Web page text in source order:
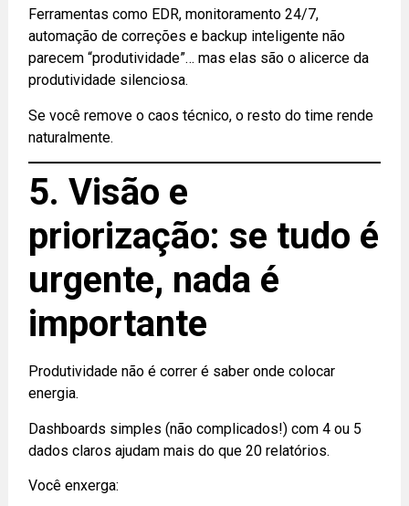
Ferramentas como EDR, monitoramento 24/7,
automação de correções e backup inteligente não
parecem “produtividade”… mas elas são o alicerce da
produtividade silenciosa.
Se você remove o caos técnico, o resto do time rende
naturalmente.
5. Visão e
priorização: se tudo é
urgente, nada é
importante
Produtividade não é correr é saber onde colocar
energia.
Dashboards simples (não complicados!) com 4 ou 5
dados claros ajudam mais do que 20 relatórios.
Você enxerga: